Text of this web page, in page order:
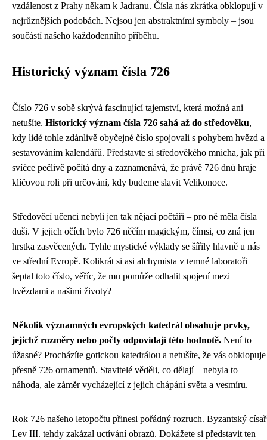
vzdálenost z Prahy někam k Jadranu. Čísla nás zkrátka obklopují v
nejrůznějších podobách. Nejsou jen abstraktními symboly – jsou
součástí našeho každodenního příběhu.
Historický význam čísla 726
Číslo 726 v sobě skrývá fascinující tajemství, která možná ani
netušíte. Historický význam čísla 726 sahá až do středověku,
kdy lidé tohle zdánlivě obyčejné číslo spojovali s pohybem hvězd a
sestavováním kalendářů. Představte si středověkého mnicha, jak při
svíčce pečlivě počítá dny a zaznamenává, že právě 726 dnů hraje
klíčovou roli při určování, kdy budeme slavit Velikonoce.
Středověcí učenci nebyli jen tak nějací počtáři – pro ně měla čísla
duši. V jejich očích bylo 726 něčím magickým, čímsi, co zná jen
hrstka zasvěcených. Tyhle mystické výklady se šířily hlavně u nás
ve střední Evropě. Kolikrát si asi alchymista v temné laboratoři
šeptal toto číslo, věříc, že mu pomůže odhalit spojení mezi
hvězdami a našimi životy?
Několik významných evropských katedrál obsahuje prvky,
jejichž rozměry nebo počty odpovídají této hodnotě. Není to
úžasné? Procházíte gotickou katedrálou a netušíte, že vás obklopuje
přesně 726 ornamentů. Stavitelé věděli, co dělají – nebyla to
náhoda, ale záměr vycházející z jejich chápání světa a vesmíru.
Rok 726 našeho letopočtu přinesl pořádný rozruch. Byzantský císař
Lev III. tehdy zakázal uctívání obrazů. Dokážete si představit ten